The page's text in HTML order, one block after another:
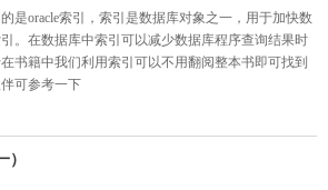
是oracle索引，索引是数据库对象之一，用于加快数
。在数据库中索引可以减少数据库程序查询结果时
书籍中我们利用索引可以不用翻阅整本书即可找到
可参考一下